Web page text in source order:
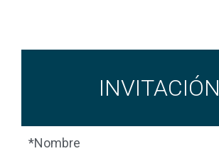
INVITACIÓN
*Nombre